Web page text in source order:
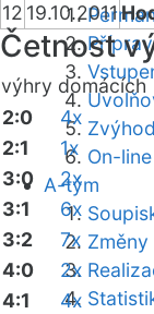
On-line
A-tým
12 19.10.2011
Četnost
výhry domácích
2:0
4x
2:1
1x
3:0
2x
3:1
6x
3:2
7x
4:0
2x
4:1
4x